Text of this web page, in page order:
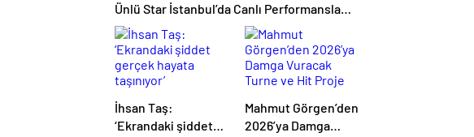
Ünlü Star İstanbul’da Canlı Performansla
Hayranlarıyla Buluşuyor
İhsan Taş:
‘Ekrandaki şiddet
Mahmut Görgen’den
2026’ya Damga